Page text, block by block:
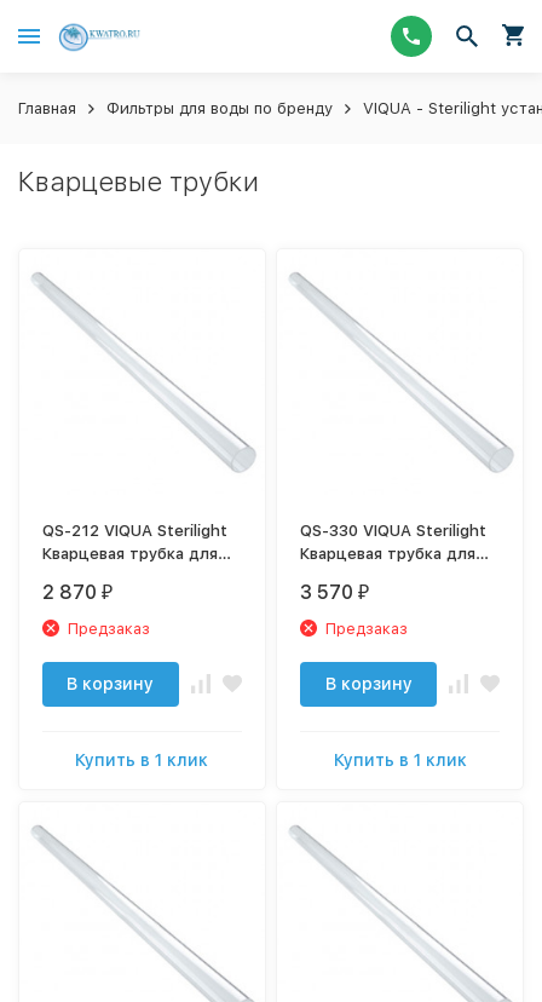
Главная Фильтры для воды по бренду VIQUA - Sterilight
Кварцевые трубки
QS-212 VIQUA Sterilight
Кварцевая трубка для
2 870 ₽
Предзаказ
В корзину
Купить в 1 клик
QS-330 VIQUA Sterilight
Кварцевая трубка для
3 570 ₽
Предзаказ
В корзину
Купить в 1 клик